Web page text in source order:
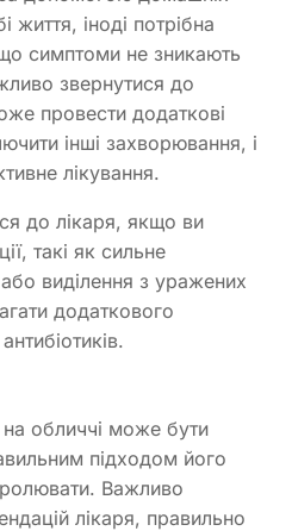
життя, іноді потрібна
симптоми не зникають
звернутися до
провести додаткові
інші захворювання, і
лікування.
до лікаря, якщо ви
такі як сильне
виділення з уражених
додаткового
обличчі може бути
підходом його
Важливо
лікаря, правильно